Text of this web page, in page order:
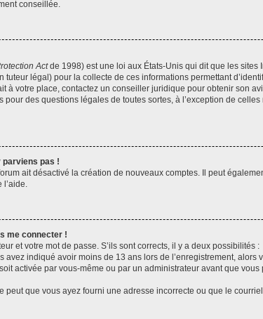
conseillée.
Actde 1998) est une loi aux États-Unis qui dit que les
tuteur légal) pour la collecte de ces informations permettant
à votre place, contactez un conseiller juridique pour obtenir son
pour des questions légales de toutes sortes, à l’exception de
parviens pas !
ait désactivé la création de nouveaux comptes. Il peut
l’aide.
me connecter !
et votre mot de passe. S’ils sont corrects, il y a deux possibilités :
avez indiqué avoir moins de 13 ans lors de l’enregistrement,
activée par vous-même ou par un administrateur avant que
peut que vous ayez fourni une adresse incorrecte ou que le